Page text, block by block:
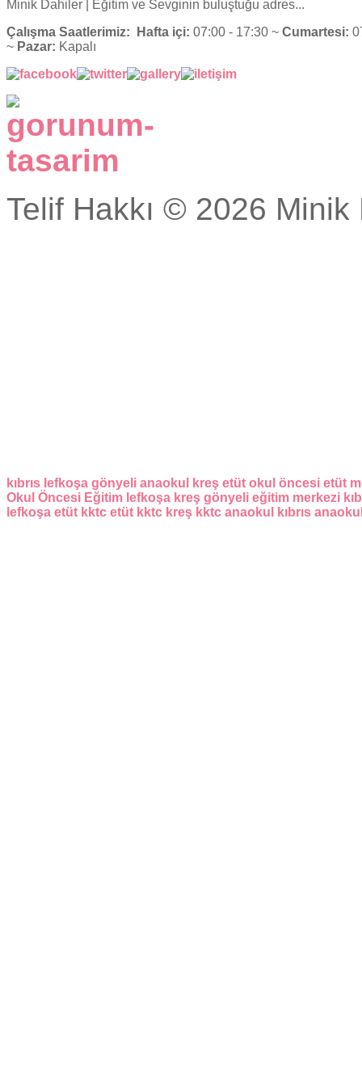
Minik Dahiler | Eğitim ve Sevginin buluştuğu adres...
Çalışma Saatlerimiz:
Hafta içi: 07:00 - 17:30 ~ Cumartesi:
~ Pazar: Kapalı
Telif Hakkı © 2026 Minik
kıbrıs lefkoşa gönyeli anaokul kreş etüt okul öncesi etüt
Okul Öncesi Eğitim lefkoşa kreş gönyeli eğitim merkezi
lefkoşa etüt kktc etüt kktc kreş kktc anaokul kıbrıs